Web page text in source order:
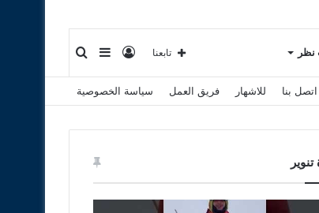
نظر إضافة
عمود
تسجيل
الدخول
تابعنا
اتصل بنا للاشهار فريق العمل سياسة الخصوصية
تنوير